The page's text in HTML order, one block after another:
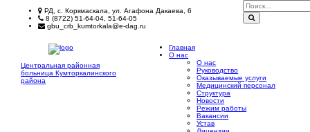
РД, с. Коркмаскала, ул. Агафона Дакаева, 6
8 (8722) 51-64-04, 51-64-05
gbu_crb_kumtorkala@e-dag.ru
Центральная районная
больница Кумторкалинского
района
Главная
О нас
О нас
Руководство
Оказываемые услуги
Медицинский персонал
Структура
Новости
Режим работы
Вакансии
Устав